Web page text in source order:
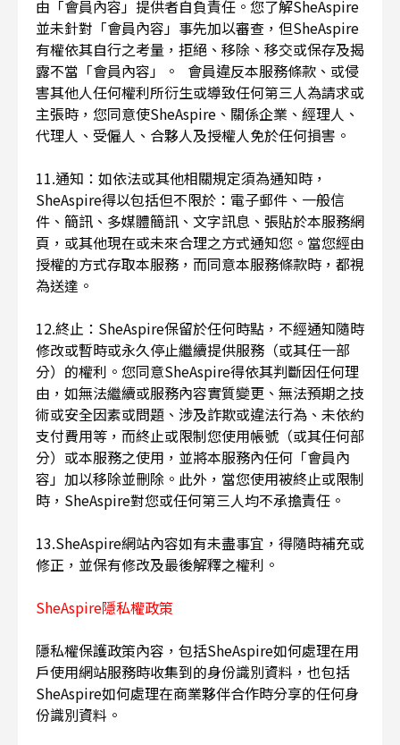
由「會員內容」提供者自負責任。您了解SheAspire
並未針對「會員內容」事先加以審查，但SheAspire
有權依其自行之考量，拒絕、移除、移交或保存及揭
露不當「會員內容」。 會員違反本服務條款、或侵
害其他人任何權利所衍生或導致任何第三人為請求或
主張時，您同意使SheAspire、關係企業、經理人、
代理人、受僱人、合夥人及授權人免於任何損害。
11.通知：如依法或其他相關規定須為通知時，
SheAspire得以包括但不限於：電子郵件、一般信
件、簡訊、多媒體簡訊、文字訊息、張貼於本服務網
頁，或其他現在或未來合理之方式通知您。當您經由
授權的方式存取本服務，而同意本服務條款時，都視
為送達。
12.終止：SheAspire保留於任何時點，不經通知隨時
修改或暫時或永久停止繼續提供服務（或其任一部
分）的權利。您同意SheAspire得依其判斷因任何理
由，如無法繼續或服務內容實質變更、無法預期之技
術或安全因素或問題、涉及詐欺或違法行為、未依約
支付費用等，而終止或限制您使用帳號（或其任何部
分）或本服務之使用，並將本服務內任何「會員內
容」加以移除並刪除。此外，當您使用被終止或限制
時，SheAspire對您或任何第三人均不承擔責任。
13.SheAspire網站內容如有未盡事宜，得隨時補充或
修正，並保有修改及最後解釋之權利。
SheAspire隱私權政策
隱私權保護政策內容，包括SheAspire如何處理在用
戶使用網站服務時收集到的身份識別資料，也包括
SheAspire如何處理在商業夥伴合作時分享的任何身
份識別資料。